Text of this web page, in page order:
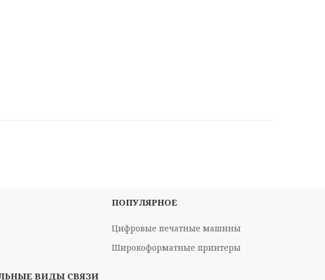
ПОПУЛЯРНОЕ
Цифровые печатные машины
Широкоформатные принтеры